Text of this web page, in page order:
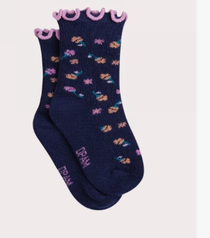
товара
Возврат
подробно